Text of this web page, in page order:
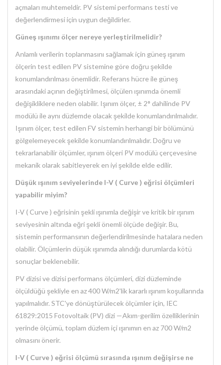
açmaları muhtemeldir. PV sistemi performans testi ve
değerlendirmesi için uygun değildirler.
Güneş ışınımı ölçer nereye yerleştirilmelidir?
Anlamlı verilerin toplanmasını sağlamak için güneş ışınım
ölçerin test edilen PV sistemine göre doğru şekilde
konumlandırılması önemlidir. Referans hücre ile güneş
arasındaki açının değiştirilmesi, ölçülen ışınımda önemli
değişikliklere neden olabilir. Işınım ölçer, ± 2° dahilinde PV
modülü ile aynı düzlemde olacak şekilde konumlandırılmalıdır.
Işınım ölçer, test edilen FV sistemin herhangi bir bölümünü
gölgelemeyecek şekilde konumlandırılmalıdır. Doğru ve
tekrarlanabilir ölçümler, ışınım ölçeri PV modülü çerçevesine
mekanik olarak sabitleyerek en iyi şekilde elde edilir.
Düşük ışınım seviyelerinde I-V ( Curve ) eğrisi ölçümleri
yapabilir miyim?
I-V ( Curve ) eğrisinin şekli ışınımla değişir ve kritik bir ışınım
seviyesinin altında eğri şekli önemli ölçüde değişir. Bu,
sistemin performansının değerlendirilmesinde hatalara neden
olabilir. Ölçümlerin düşük ışınımda alındığı durumlarda kötü
sonuçlar beklenebilir.
PV dizisi ve dizisi performans ölçümleri, dizi düzleminde
ölçüldüğü şekliyle en az 400 W/m2'lik kararlı ışınım koşullarında
yapılmalıdır. STC'ye dönüştürülecek ölçümler için, IEC
61829:2015 Fotovoltaik (PV) dizi —Akım-gerilim özelliklerinin
yerinde ölçümü, toplam düzlem içi ışınımın en az 700 W/m2
olmasını önerir.
I-V ( Curve ) eğrisi ölçümü sırasında ışınım değişirse ne